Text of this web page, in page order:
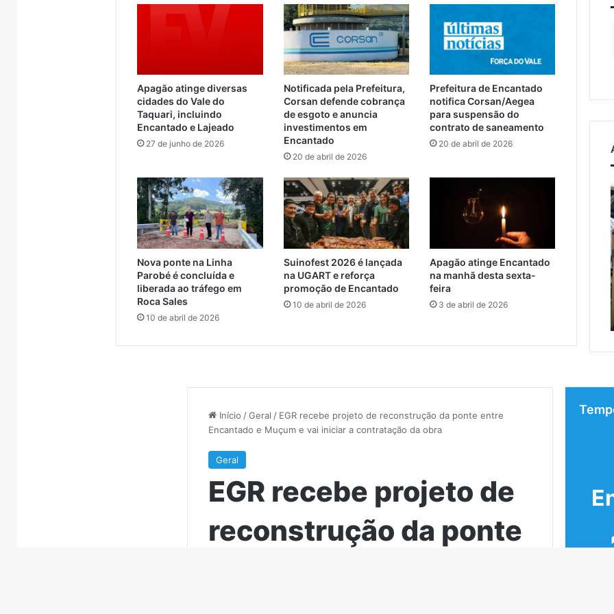
Apagão atinge diversas
cidades do Vale do
Taquari, incluindo
Encantado e Lajeado
27 de junho de 2026
Notificada pela Prefeitura,
Corsan defende cobrança
de esgoto e anuncia
investimentos em
Encantado
20 de abril de 2026
Prefeitura de Encantado
notifica Corsan/Aegea
para suspensão do
contrato de saneamento
20 de abril de 2026
Nova ponte na Linha
Parobé é concluída e
liberada ao tráfego em
Roca Sales
10 de abril de 2026
Suinofest 2026 é lançada
na UGART e reforça
promoção de Encantado
10 de abril de 2026
Apagão atinge Encantado
na manhã desta sexta-
feira
3 de abril de 2026
5 de agosto de 2026
Canil clandestino é
fechado e 19 cães são
resgatados em Canoas
AMAT
cobra
apoio
para
alternativas
travessia
e
5 de agosto de 2026
AMAT cobra apoio federal
para rotas alternativas e
travessia entre Muçum e
dom
de
cuidar
A arte de projetar o dom